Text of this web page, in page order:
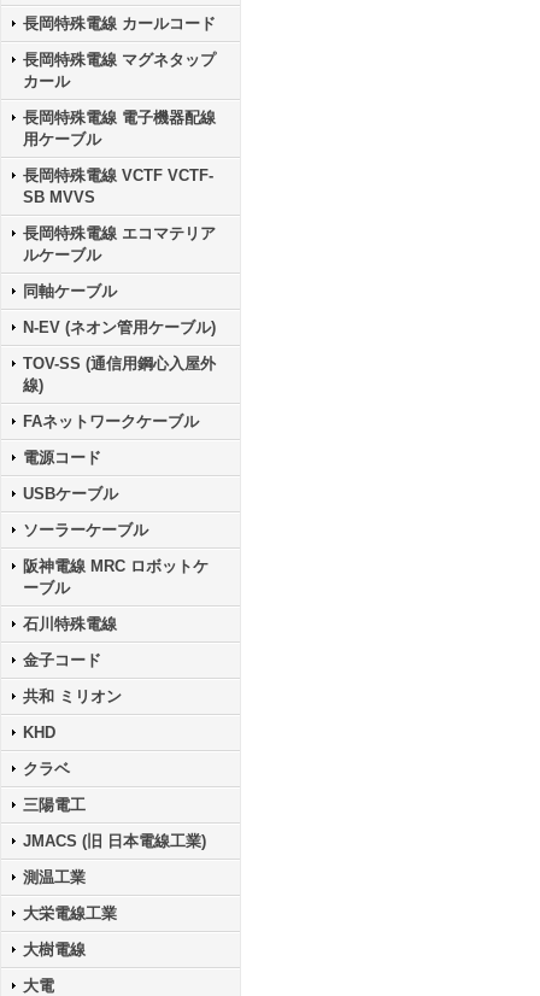
長岡特殊電線 カールコード
長岡特殊電線 マグネタップ
カール
長岡特殊電線 電子機器配線
用ケーブル
長岡特殊電線 VCTF VCTF-
SB MVVS
長岡特殊電線 エコマテリア
ルケーブル
同軸ケーブル
N-EV (ネオン管用ケーブル)
TOV-SS (通信用鋼心入屋外
線)
FAネットワークケーブル
電源コード
USBケーブル
ソーラーケーブル
阪神電線 MRC ロボットケ
ーブル
石川特殊電線
金子コード
共和 ミリオン
KHD
クラベ
三陽電工
JMACS (旧 日本電線工業)
測温工業
大栄電線工業
大樹電線
大電